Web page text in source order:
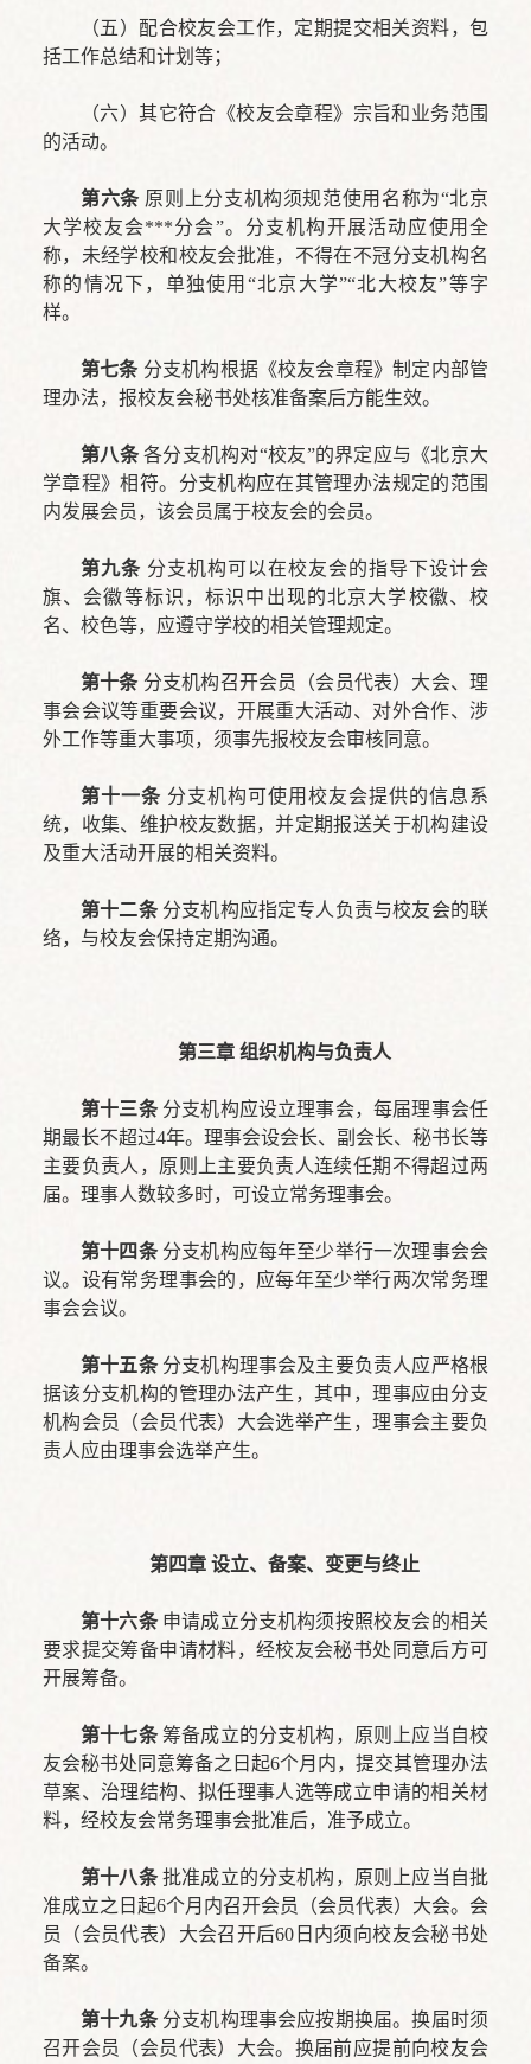
（五）配合校友会工作，定期提交相关资料，包
括工作总结和计划等；
（六）其它符合《校友会章程》宗旨和业务范围
的活动。
第六条原则上分支机构须规范使用名称为“北京
大学校友会***分会”。分支机构开展活动应使用全
称，未经学校和校友会批准，不得在不冠分支机构名
称的情况下，单独使用“北京大学”“北大校友”等字
样。
第七条分支机构根据《校友会章程》制定内部管
理办法，报校友会秘书处核准备案后方能生效。
第八条各分支机构对“校友”的界定应与《北京大
学章程》相符。分支机构应在其管理办法规定的范围
内发展会员，该会员属于校友会的会员。
第九条 分支机构可以在校友会的指导下设计会
旗、会徽等标识，标识中出现的北京大学校徽、校
名、校色等，应遵守学校的相关管理规定。
第十条分支机构召开会员（会员代表）大会、理
事会会议等重要会议，开展重大活动、对外合作、涉
外工作等重大事项，须事先报校友会审核同意。
第十一条 分支机构可使用校友会提供的信息系
统，收集、维护校友数据，并定期报送关于机构建设
及重大活动开展的相关资料。
第十二条分支机构应指定专人负责与校友会的联
络，与校友会保持定期沟通。
第三章 组织机构与负责人
第十三条分支机构应设立理事会，每届理事会任
期最长不超过4年。理事会设会长、副会长、秘书长等
主要负责人，原则上主要负责人连续任期不得超过两
届。理事人数较多时，可设立常务理事会。
第十四条分支机构应每年至少举行一次理事会会
议。设有常务理事会的，应每年至少举行两次常务理
事会会议。
第十五条分支机构理事会及主要负责人应严格根
据该分支机构的管理办法产生，其中，理事应由分支
机构会员（会员代表）大会选举产生，理事会主要负
责人应由理事会选举产生。
第四章 设立、备案、变更与终止
第十六条申请成立分支机构须按照校友会的相关
要求提交筹备申请材料，经校友会秘书处同意后方可
开展筹备。
第十七条筹备成立的分支机构，原则上应当自校
友会秘书处同意筹备之日起6个月内，提交其管理办法
草案、治理结构、拟任理事人选等成立申请的相关材
料，经校友会常务理事会批准后，准予成立。
第十八条批准成立的分支机构，原则上应当自批
准成立之日起6个月内召开会员（会员代表）大会。会
员（会员代表）大会召开后60日内须向校友会秘书处
备案。
第十九条分支机构理事会应按期换届。换届时须
召开会员（会员代表）大会。换届前应提前向校友会